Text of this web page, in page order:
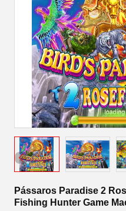
Pássaros Paradise 2
Fishing Hunter Game